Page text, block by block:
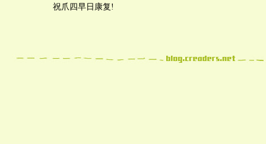
祝爪四早日康复!